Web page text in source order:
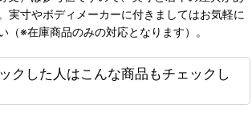
実寸やボディメーカーに付きましてはお気軽に
（※在庫商品のみの対応となります）。
クした人はこんな商品もチェックし